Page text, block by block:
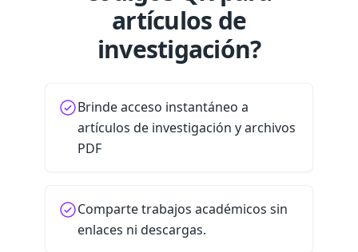
artículos de
investigación?
Brinde acceso instantáneo a
artículos de investigación y archivos
PDF
Comparte trabajos académicos sin
enlaces ni descargas.